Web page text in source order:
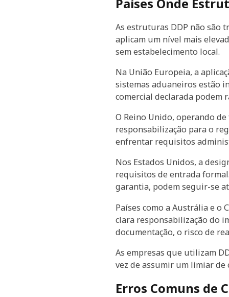
Países Onde
As estruturas DDP não são
aplicam um nível mais
sem estabelecimento local.
Na União Europeia, a
sistemas aduaneiros estão
comercial declarada podem
O Reino Unido, operando
responsabilização para o
enfrentar requisitos
Nos Estados Unidos, a
requisitos de entrada
garantia, podem seguir-se
Países como a Austrália e o
clara responsabilização do
documentação, o risco de
As empresas que utilizam
vez de assumir um limiar
Erros Comuns de